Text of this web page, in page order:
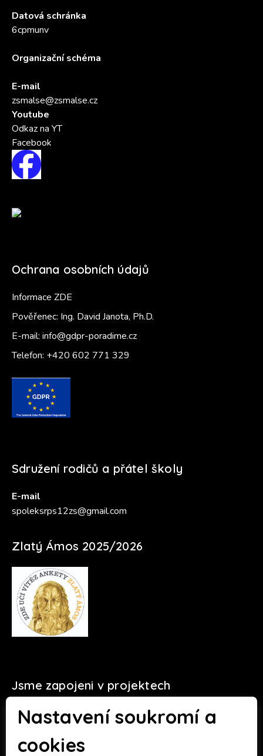
Nastavení soukromí a
cookies
Datová schránka
6cpmunv
Organizační schéma
E-mail
zsmalse@zsmalse.cz
Youtube
Odkaz na YT
Facebook
Ochrana osobních údajů
Informace ZDE
Pověřenec: Ing. David Janota, Ph.D.
E-mail: info@gdpr-poradime.cz
Telefon: +420 602 771 329
Sdružení rodičů a přátel školy
E-mail
spoleksrps12zs@gmail.com
Zlatý Ámos 2025/2026
Jsme zapojeni v projektech